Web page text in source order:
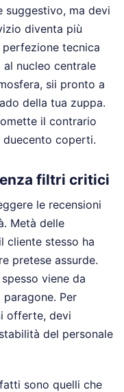
suggestivo, ma devi
diventa più
tecnica
nucleo centrale
sii pronto a
della tua zuppa.
il contrario
duecento coperti.
filtri critici
le recensioni
Metà delle
cliente stesso ha
pretese assurde.
viene da
Per
offerte, devi
del personale
sono quelli che